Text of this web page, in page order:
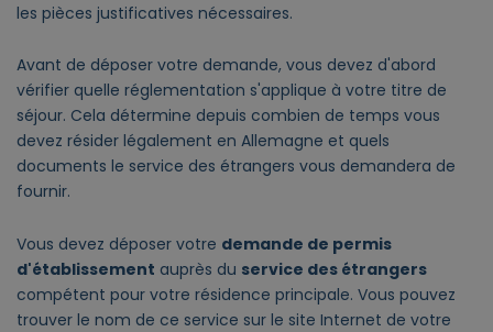
les pièces justificatives nécessaires.
Avant de déposer votre demande, vous devez d'abord
vérifier quelle réglementation s'applique à votre titre de
séjour. Cela détermine depuis combien de temps vous
devez résider légalement en Allemagne et quels
documents le service des étrangers vous demandera de
fournir.
Vous devez déposer votre demande de permis
d'établissement auprès du service des étrangers
compétent pour votre résidence principale. Vous pouvez
trouver le nom de ce service sur le site Internet de votre